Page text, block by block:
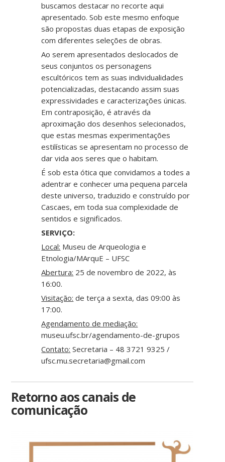
buscamos destacar no recorte aqui
apresentado. Sob este mesmo enfoque
são propostas duas etapas de exposição
com diferentes seleções de obras.
Ao serem apresentados deslocados de
seus conjuntos os personagens
escultóricos tem as suas individualidades
potencializadas, destacando assim suas
expressividades e caracterizações únicas.
Em contraposição, é através da
aproximação dos desenhos selecionados,
que estas mesmas experimentações
estilísticas se apresentam no processo de
dar vida aos seres que o habitam.
É sob esta ótica que convidamos a todes a
adentrar e conhecer uma pequena parcela
deste universo, traduzido e construído por
Cascaes, em toda sua complexidade de
sentidos e significados.
SERVIÇO:
Local: Museu de Arqueologia e
Etnologia/MArquE – UFSC
Abertura: 25 de novembro de 2022, às
16:00.
Visitação: de terça a sexta, das 09:00 às
17:00.
Agendamento de mediação:
museu.ufsc.br/agendamento-de-grupos
Contato: Secretaria – 48 3721 9325 /
ufsc.mu.secretaria@gmail.com
Retorno aos canais de
comunicação